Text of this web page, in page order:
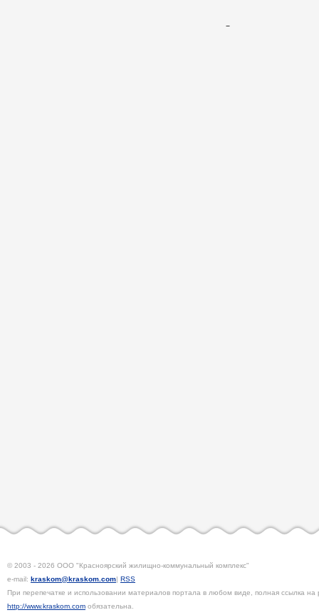
© 2003 - 2026 ООО "Красноярский жилищно-коммунальный комплекс"
e-mail: kraskom@kraskom.com| RSS
При перепечатке и использовании материалов портала в любом виде, полная ссылка на
http://www.kraskom.com обязательна.